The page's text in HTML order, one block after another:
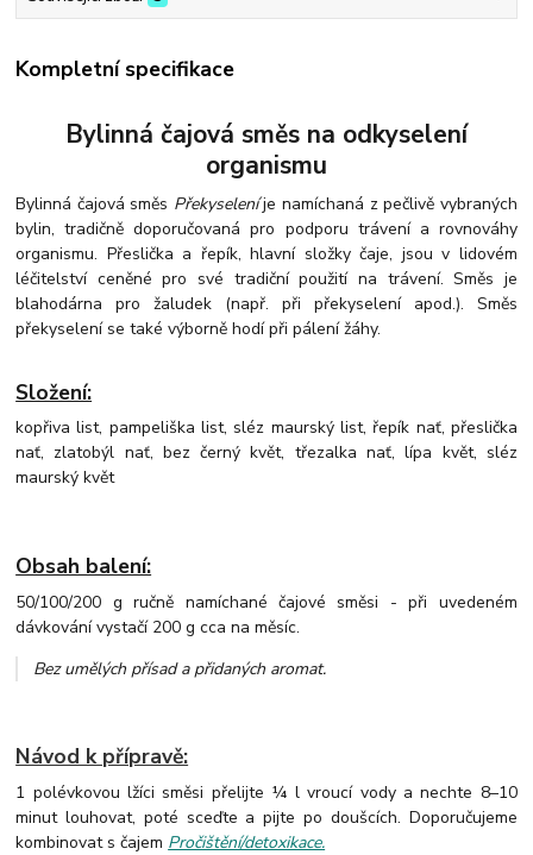
Kompletní specifikace
Bylinná čajová směs na odkyselení
organismu
Bylinná čajová směs Překyseleníje namíchaná z pečlivě vybraných
bylin, tradičně doporučovaná pro podporu trávení a rovnováhy
organismu. Přeslička a řepík, hlavní složky čaje, jsou v lidovém
léčitelství ceněné pro své tradiční použití na trávení. Směs je
blahodárna pro žaludek (např. při překyselení apod.). Směs
překyselení se také výborně hodí při pálení žáhy.
Složení:
kopřiva list, pampeliška list, sléz maurský list, řepík nať, přeslička
nať, zlatobýl nať, bez černý květ, třezalka nať, lípa květ, sléz
maurský květ
Obsah balení:
50/100/200 g ručně namíchané čajové směsi - při uvedeném
dávkování vystačí 200 g cca na měsíc.
Bez umělých přísad a přidaných aromat.
Návod k přípravě:
1 polévkovou lžíci směsi přelijte ¼ l vroucí vody a nechte 8–10
minut louhovat, poté sceďte a pijte po doušcích. Doporučujeme
kombinovat s čajem Pročištění/detoxikace.